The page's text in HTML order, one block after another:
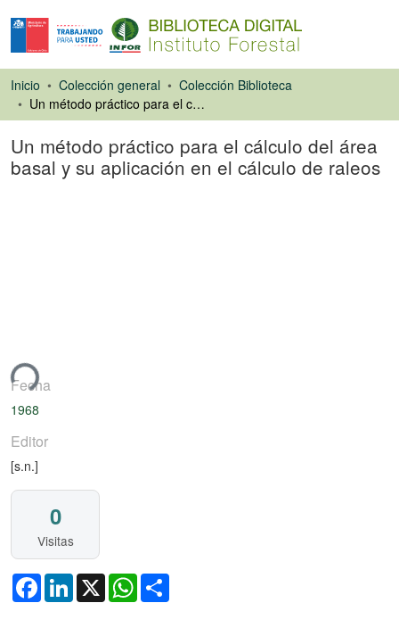
Inicio Colección general
Colección Biblioteca
Un método práctico para el cálculo del área basal y su aplicación en el cálculo de raleos
Un método práctico para el cálculo del área
basal y su aplicación en el cálculo de raleos
Fecha
1968
Editor
[s.n.]
0
Visitas
FacebookLinkedIn
X WhatsApp